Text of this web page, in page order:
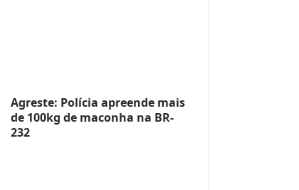
Agreste: Polícia apreende mais
de 100kg de maconha na BR-
232